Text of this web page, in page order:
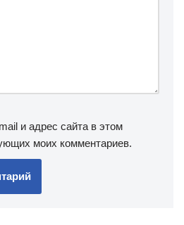
и адрес сайта в этом
моих комментариев.